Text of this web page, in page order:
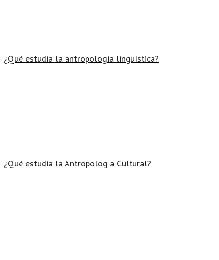
¿Qué estudia la antropología linguística?
¿Qué estudia la Antropología Cultural?